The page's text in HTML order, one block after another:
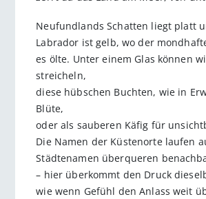
Neufundlands Schatten liegt platt
Labrador ist gelb, wo der
es ölte. Unter einem Glas können
streicheln,
diese hübschen Buchten, wie in
Blüte,
oder als sauberen Käfig für
Die Namen der Küstenorte laufen
Städtenamen überqueren
– hier überkommt den Druck
wie wenn Gefühl den Anlass weit